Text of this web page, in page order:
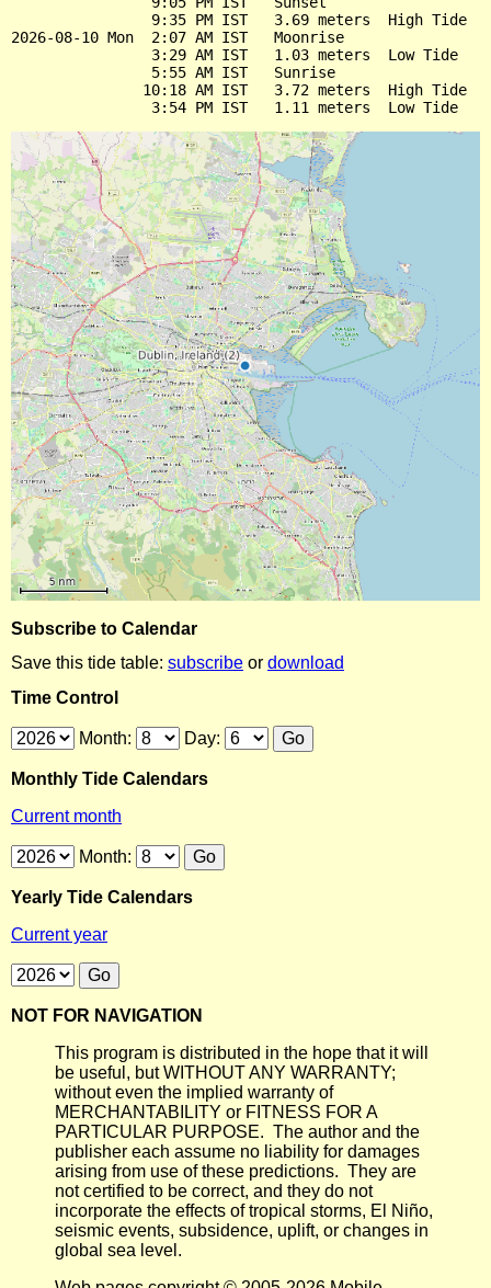
                9:35 PM IST   3.69 meters  High Tide
2026-08-10 Mon  2:07 AM IST   Moonrise
                3:29 AM IST   1.03 meters  Low Tide
                5:55 AM IST   Sunrise
               10:18 AM IST   3.72 meters  High Tide
Subscribe to Calendar
Save this tide table: subscribe or download
Time Control
Month: Day:
Monthly Tide Calendars
Current month
Month:
Yearly Tide Calendars
Current year
NOT FOR NAVIGATION
This program is distributed in the hope that it will
be useful, but WITHOUT ANY WARRANTY;
without even the implied warranty of
MERCHANTABILITY or FITNESS FOR A
PARTICULAR PURPOSE. The author and the
publisher each assume no liability for damages
arising from use of these predictions. They are
not certified to be correct, and they do not
incorporate the effects of tropical storms, El Niño,
seismic events, subsidence, uplift, or changes in
global sea level.